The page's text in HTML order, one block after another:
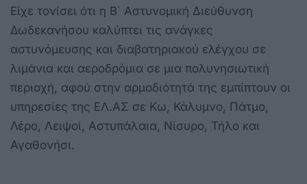
Είχε τονίσει ότι η Β΄ Αστυνομική Διεύθυνση
Δωδεκανήσου καλύπτει τις ανάγκες
αστυνόμευσης και διαβατηριακού ελέγχου σε
λιμάνια και αεροδρόμια σε μια πολυνησιωτική
περιοχή, αφού στην αρμοδιότητά της εμπίπτουν οι
υπηρεσίες της ΕΛ.ΑΣ σε Κω, Κάλυμνο, Πάτμο,
Λέρο, Λειψοί, Αστυπάλαια, Νίσυρο, Τήλο και
Αγαθονήσι.